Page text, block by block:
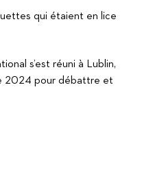
qui étaient en lice
s’est réuni à Lublin,
2024 pour débattre et